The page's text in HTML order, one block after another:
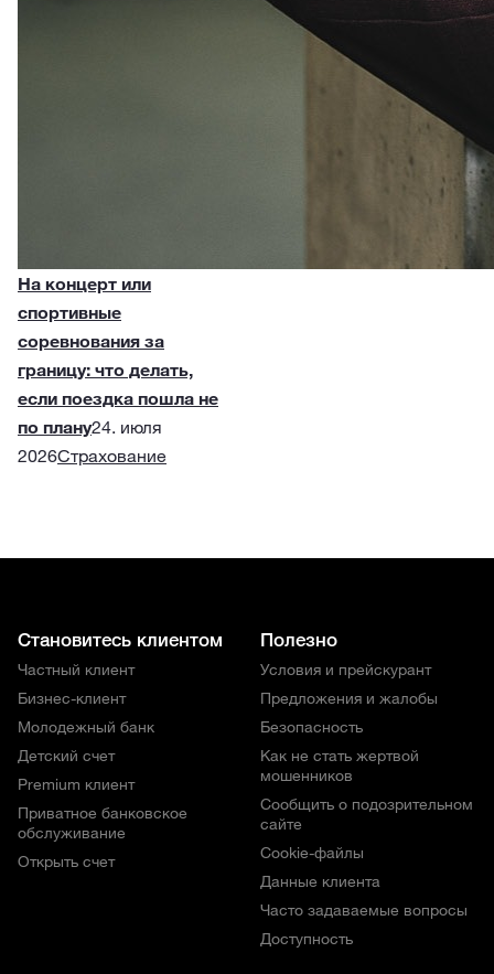
На концерт или
спортивные
соревнования за
границу: что делать,
если поездка пошла не
по плану24. июля
2026Страхование
Становитесь клиентом
Частный клиент
Бизнес-клиент
Молодежный банк
Детский счет
Premium клиент
Приватное банковское
обслуживание
Открыть счет
Полезно
Условия и прейскурант
Предложения и жалобы
Безопасность
Как не стать жертвой
мошенников
Сообщить о подозрительном
сайте
Cookie-файлы
Данные клиента
Часто задаваемые вопросы
Доступность